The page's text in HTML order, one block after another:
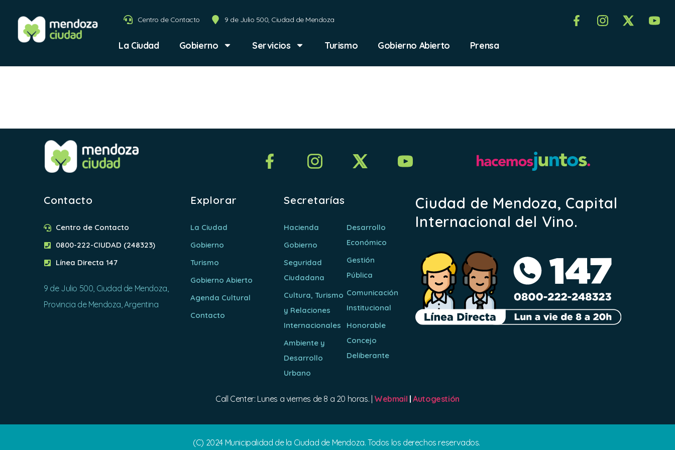
Centro de Contacto 9 de Julio 500, Ciudad de Mendoza
La Ciudad Gobierno Servicios Turismo Gobierno Abierto Prensa
Contacto
Centro de Contacto
0800-222-CIUDAD (248323)
Línea Directa 147
9 de Julio 500, Ciudad de Mendoza,
Provincia de Mendoza, Argentina
Explorar
La Ciudad
Gobierno
Turismo
Gobierno Abierto
Agenda Cultural
Contacto
Secretarías
Hacienda
Gobierno
Seguridad
Ciudadana
Cultura, Turismo
y Relaciones
Internacionales
Ambiente y
Desarrollo
Urbano
Desarrollo
Económico
Gestión
Pública
Comunicación
Institucional
Honorable
Concejo
Deliberante
Ciudad de Mendoza, Capital
Internacional del Vino.
Call Center: Lunes a viernes de 8 a 20 horas. | Webmail |Autogestión
(C) 2024 Municipalidad de la Ciudad de Mendoza. Todos los derechos reservados.